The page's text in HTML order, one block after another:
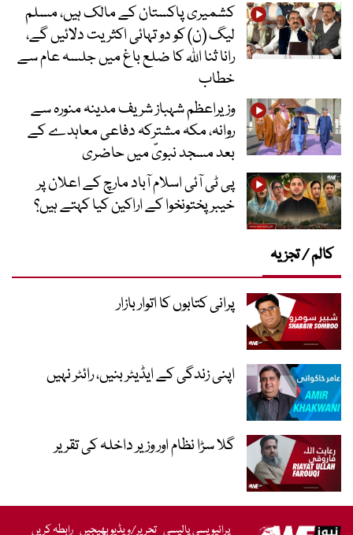
کشمیری پاکستان کے مالک ہیں، مسلم
لیگ (ن) کو دو تہائی اکثریت دلائیں گے،
رانا ثنا اللہ کا ضلع باغ میں جلسہ عام سے
خطاب
وزیراعظم شہباز شریف مدینہ منورہ سے
روانہ، مکہ مشترکہ دفاعی معاہدے کے
بعد مسجد نبویؐ میں حاضری
پی ٹی آئی اسلام آباد مارچ کے اعلان پر
خیبر پختونخوا کے اراکین کیا کہتے ہیں؟
کالم / تجزیہ
پرانی کتابوں کا اتوار بازار
اپنی زندگی کے ایڈیٹر بنیں، رائٹر نہیں
گلا سڑا نظام اور وزیر داخلہ کی تقریر
پرائیویسی پالیسی تحریر/ویڈیو بھیجیں رابطہ کریں